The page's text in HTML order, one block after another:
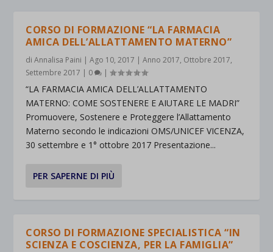
CORSO DI FORMAZIONE “LA FARMACIA
AMICA DELL’ALLATTAMENTO MATERNO”
diAnnalisa Paini |Ago 10, 2017 |Anno 2017, Ottobre 2017,
Settembre 2017 | 0 |
“LA FARMACIA AMICA DELL’ALLATTAMENTO
MATERNO: COME SOSTENERE E AIUTARE LE MADRI”
Promuovere, Sostenere e Proteggere l’Allattamento
Materno secondo le indicazioni OMS/UNICEF VICENZA,
30 settembre e 1° ottobre 2017 Presentazione...
PER SAPERNE DI PIÙ
CORSO DI FORMAZIONE SPECIALISTICA “IN
SCIENZA E COSCIENZA, PER LA FAMIGLIA”